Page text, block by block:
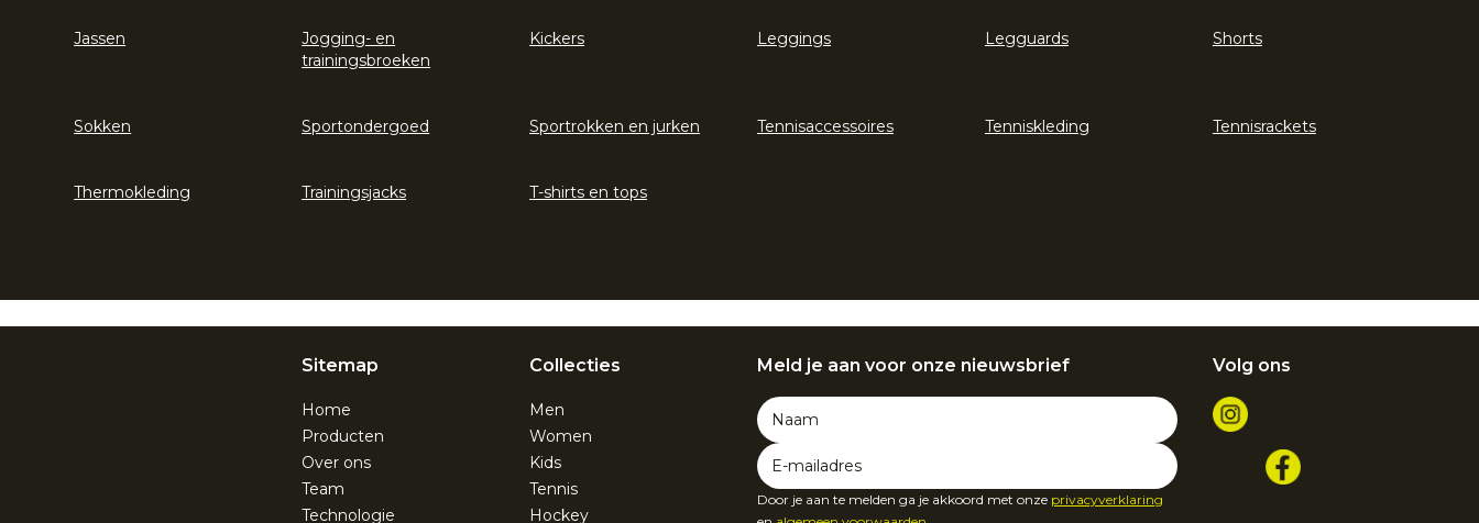
Jassen
Jogging- en
trainingsbroeken
Kickers Leggings Legguards Shorts
Sokken Sportondergoed Sportrokken en jurken Tennisaccessoires Tenniskleding Tennisrackets
Thermokleding Trainingsjacks T-shirts en tops
Sitemap
Home
Producten
Over ons
Team
Technologie
Collecties
Men
Women
Kids
Tennis
Hockey
Meld je aan voor onze nieuwsbrief
Door je aan te melden ga je akkoord met onze privacyverklaring
Volg ons